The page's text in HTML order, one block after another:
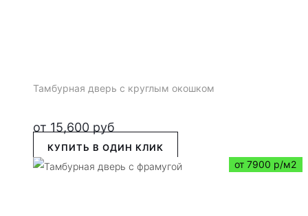
Тамбурная дверь с круглым окошком
от 15,600 руб
КУПИТЬ В ОДИН КЛИК
от 7900 р/м2